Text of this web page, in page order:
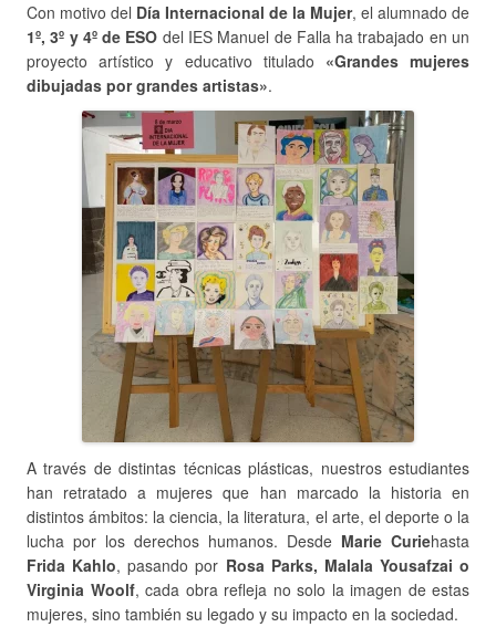
Con motivo del Día Internacional de la Mujer, el alumnado de
1º, 3º y 4º de ESO del IES Manuel de Falla ha trabajado en un
proyecto artístico y educativo titulado «Grandes mujeres
dibujadas por grandes artistas».
A través de distintas técnicas plásticas, nuestros estudiantes
han retratado a mujeres que han marcado la historia en
distintos ámbitos: la ciencia, la literatura, el arte, el deporte o la
lucha por los derechos humanos. Desde Marie Curiehasta
Frida Kahlo, pasando por Rosa Parks, Malala Yousafzai o
Virginia Woolf, cada obra refleja no solo la imagen de estas
mujeres, sino también su legado y su impacto en la sociedad.